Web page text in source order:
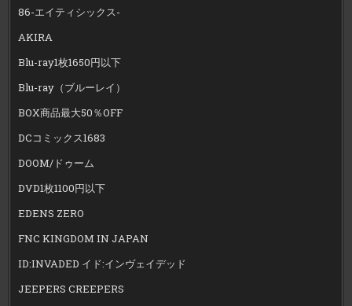
86-エイティシックス-
AKIRA
Blu-ray1枚1650円以下
Blu-ray（ブルーレイ）
BOX商品最大50％OFF
DCコミックス1683
DOOM/ドゥーム
DVD1枚1100円以下
EDENS ZERO
FNC KINGDOM IN JAPAN
ID:INVADED イド:インヴェイデッド
JEEPERS CREEPERS